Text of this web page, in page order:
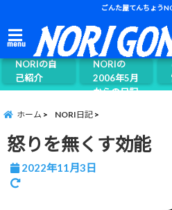
ごんた屋てんちょう
menu
NORIの自
己紹介
ごんた屋て
んちょう
NORIの
2006年5月
からの日記
ホーム NORI日記
怒りを無くす効能
2022年11月3日